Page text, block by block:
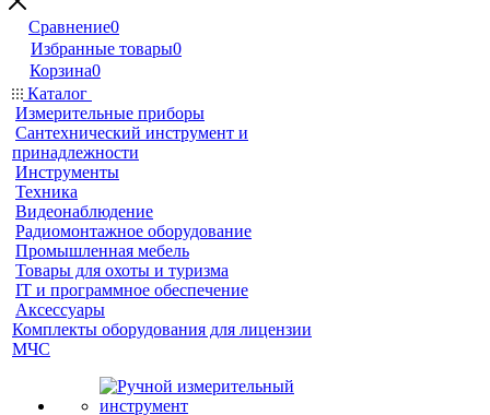
Сравнение0
Избранные товары0
Корзина0
Каталог
Измерительные приборы
Сантехнический инструмент и
принадлежности
Инструменты
Техника
Видеонаблюдение
Радиомонтажное оборудование
Промышленная мебель
Товары для охоты и туризма
IT и программное обеспечение
Аксессуары
Комплекты оборудования для лицензии
МЧС